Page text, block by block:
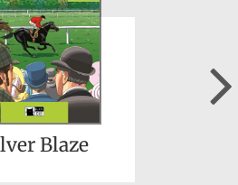
Blaze